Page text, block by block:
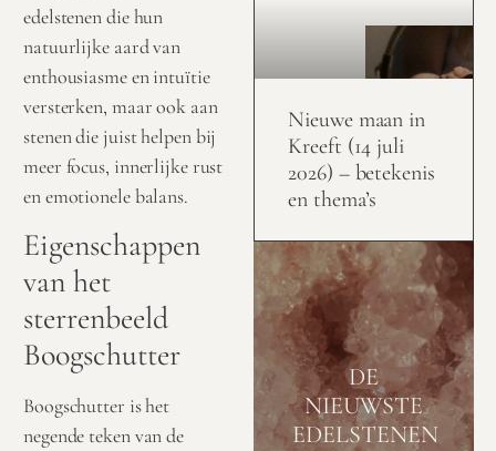
edelstenen die hun
natuurlijke aard van
enthousiasme en intuïtie
versterken, maar ook aan
stenen die juist helpen bij
meer focus, innerlijke rust
en emotionele balans.
Eigenschappen
van het
sterrenbeeld
Boogschutter
Boogschutter is het
negende teken van de
Nieuwe maan in
Kreeft (14 juli
2026) – betekenis
en thema’s
DE
NIEUWSTE
EDELSTENEN